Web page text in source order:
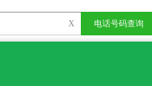
X 电话号码查询